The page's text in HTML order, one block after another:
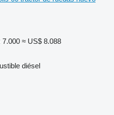
7.000 ≈ US$ 8.088
diésel